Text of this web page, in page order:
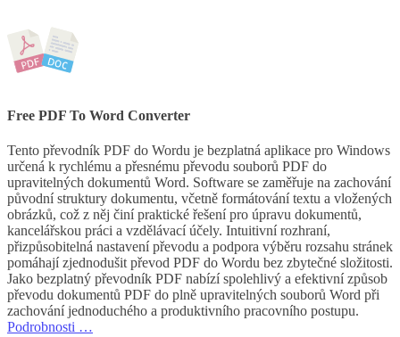
Free PDF To Word Converter
Tento převodník PDF do Wordu je bezplatná aplikace pro Windows
určená k rychlému a přesnému převodu souborů PDF do
upravitelných dokumentů Word. Software se zaměřuje na zachování
původní struktury dokumentu, včetně formátování textu a vložených
obrázků, což z něj činí praktické řešení pro úpravu dokumentů,
kancelářskou práci a vzdělávací účely. Intuitivní rozhraní,
přizpůsobitelná nastavení převodu a podpora výběru rozsahu stránek
pomáhají zjednodušit převod PDF do Wordu bez zbytečné složitosti.
Jako bezplatný převodník PDF nabízí spolehlivý a efektivní způsob
převodu dokumentů PDF do plně upravitelných souborů Word při
zachování jednoduchého a produktivního pracovního postupu.
Podrobnosti …